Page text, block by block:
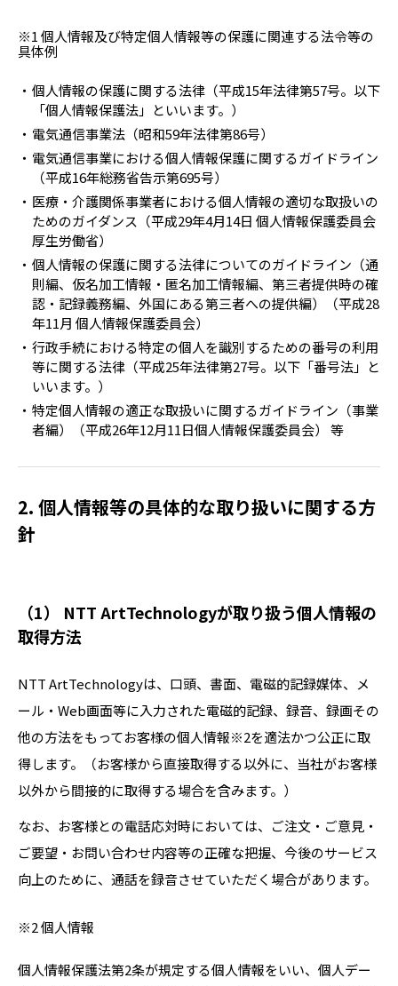
※1 個人情報及び特定個人情報等の保護に関連する法令等の
具体例
個人情報の保護に関する法律（平成15年法律第57号。以下
「個人情報保護法」といいます。）
電気通信事業法（昭和59年法律第86号）
電気通信事業における個人情報保護に関するガイドライン
（平成16年総務省告示第695号）
医療・介護関係事業者における個人情報の適切な取扱いの
ためのガイダンス（平成29年4月14日 個人情報保護委員会
厚生労働省）
個人情報の保護に関する法律についてのガイドライン（通
則編、仮名加工情報・匿名加工情報編、第三者提供時の確
認・記録義務編、外国にある第三者への提供編）（平成28
年11月 個人情報保護委員会）
行政手続における特定の個人を識別するための番号の利用
等に関する法律（平成25年法律第27号。以下「番号法」と
いいます。）
特定個人情報の適正な取扱いに関するガイドライン（事業
者編）（平成26年12月11日個人情報保護委員会） 等
個人情報等の具体的な取り扱いに関する方
針
（1） NTT ArtTechnologyが取り扱う個人情報の
取得方法
NTT ArtTechnologyは、口頭、書面、電磁的記録媒体、メ
ール・Web画面等に入力された電磁的記録、録音、録画その
他の方法をもってお客様の個人情報※2を適法かつ公正に取
得します。（お客様から直接取得する以外に、当社がお客様
以外から間接的に取得する場合を含みます。）
なお、お客様との電話応対時においては、ご注文・ご意見・
ご要望・お問い合わせ内容等の正確な把握、今後のサービス
向上のために、通話を録音させていただく場合があります。
※2 個人情報
個人情報保護法第2条が規定する個人情報をいい、個人デー